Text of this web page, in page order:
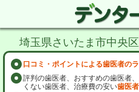
埼玉県さいたま市中央
口コミ・ポイントによる歯医者の
評判の歯医者、おすすめの歯医者
くない歯医者、治療費の安い歯医